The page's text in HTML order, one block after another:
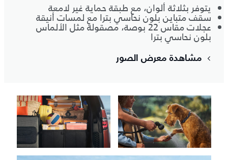
يتوفر بثلاثة ألوان، مع طبقة حماية غير لامعة
سقف متباين بلون نحاسي بترا مع لمسات أنيقة
عجلات مقاس 22 بوصة، مصقولة مثل الألماس
بلون نحاسي بترا
مشاهدة معرض الصور